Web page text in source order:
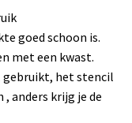
goed schoon is.
met een kwast.
gebruikt, het stencil
anders krijg je de